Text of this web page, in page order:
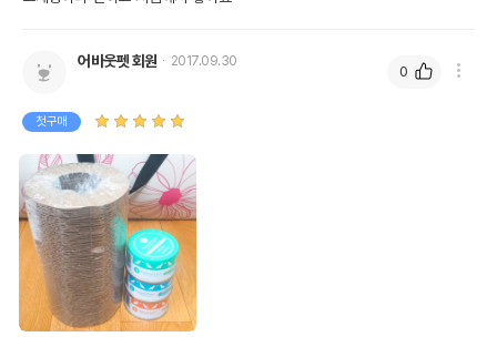
어바웃펫 회원 2017.09.30
첫구매
0